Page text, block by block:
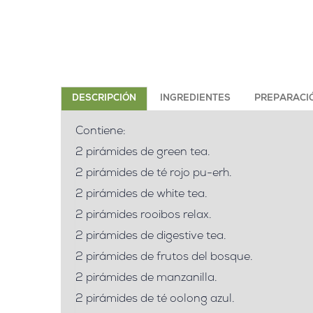
DESCRIPCIÓN INGREDIENTES
Contiene:
2 pirámides de green tea.
2 pirámides de té rojo pu-erh.
2 pirámides de white tea.
2 pirámides rooibos relax.
2 pirámides de digestive tea.
2 pirámides de frutos del bosque.
2 pirámides de manzanilla.
2 pirámides de té oolong azul.